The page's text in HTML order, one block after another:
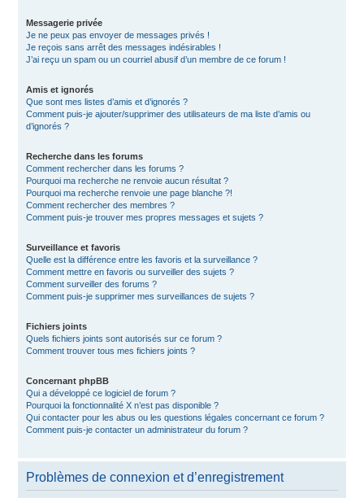
Messagerie privée
Je ne peux pas envoyer de messages privés !
Je reçois sans arrêt des messages indésirables !
J’ai reçu un spam ou un courriel abusif d’un membre de ce forum !
Amis et ignorés
Que sont mes listes d’amis et d’ignorés ?
Comment puis-je ajouter/supprimer des utilisateurs de ma liste d’amis ou
d’ignorés ?
Recherche dans les forums
Comment rechercher dans les forums ?
Pourquoi ma recherche ne renvoie aucun résultat ?
Pourquoi ma recherche renvoie une page blanche ?!
Comment rechercher des membres ?
Comment puis-je trouver mes propres messages et sujets ?
Surveillance et favoris
Quelle est la différence entre les favoris et la surveillance ?
Comment mettre en favoris ou surveiller des sujets ?
Comment surveiller des forums ?
Comment puis-je supprimer mes surveillances de sujets ?
Fichiers joints
Quels fichiers joints sont autorisés sur ce forum ?
Comment trouver tous mes fichiers joints ?
Concernant phpBB
Qui a développé ce logiciel de forum ?
Pourquoi la fonctionnalité X n’est pas disponible ?
Qui contacter pour les abus ou les questions légales concernant ce forum ?
Comment puis-je contacter un administrateur du forum ?
Problèmes de connexion et d’enregistrement